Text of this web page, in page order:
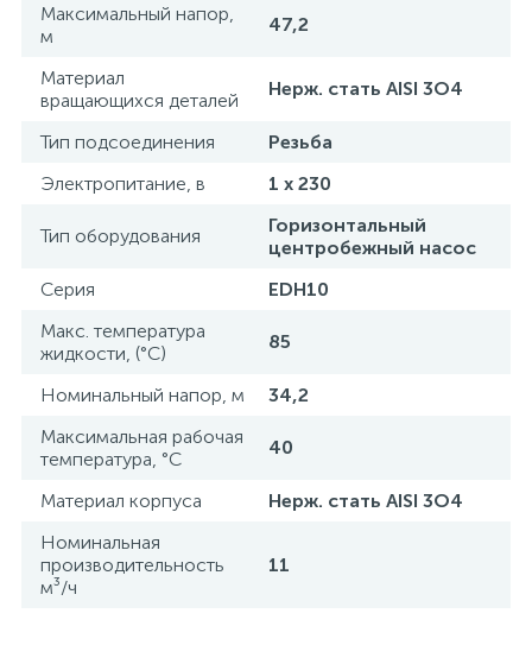
Максимальный напор,
м
47,2
Материал
вращающихся деталей
Нерж. стать AISI 3O4
Тип подсоединения
Резьба
Электропитание, в
1 x 230
Тип оборудования
Горизонтальный
центробежный насос
Серия
EDH10
Макс. температура
жидкости, (°С)
85
Номинальный напор, м
34,2
Максимальная рабочая
температура, °С
40
Материал корпуса
Нерж. стать AISI 3O4
Номинальная
производительность
м³/ч
11